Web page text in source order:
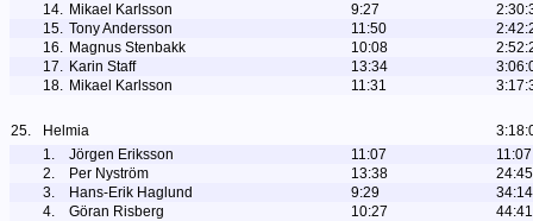
14. Mikael Karlsson 9:27
15. Tony Andersson 11:50
16. Magnus Stenbakk 10:08
17. Karin Staff 13:34
18. Mikael Karlsson 11:31
25. Helmia
1.
Jörgen Eriksson 11:07
11:07
2.
Per Nyström 13:38
24:45
3.
Hans-Erik Haglund 9:29
34:14
4.
Göran Risberg 10:27
44:41